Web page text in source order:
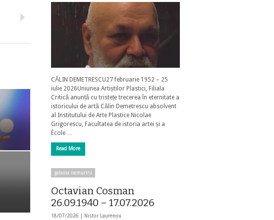
CĂLIN DEMETRESCU27 februarie 1952 – 25
iulie 2026Uniunea Artiștilor Plastici, Filiala
Critică anunță cu tristețe trecerea în eternitate a
istoricului de artă Călin Demetrescu absolvent
al Institutului de Arte Plastice Nicolae
Grigorescu, Facultatea de istoria artei și a
École …
Read More
galaxia nemuririi
Octavian Cosman
26.09.1940 – 17.07.2026
18/07/2026 | Nistor Laurențiu